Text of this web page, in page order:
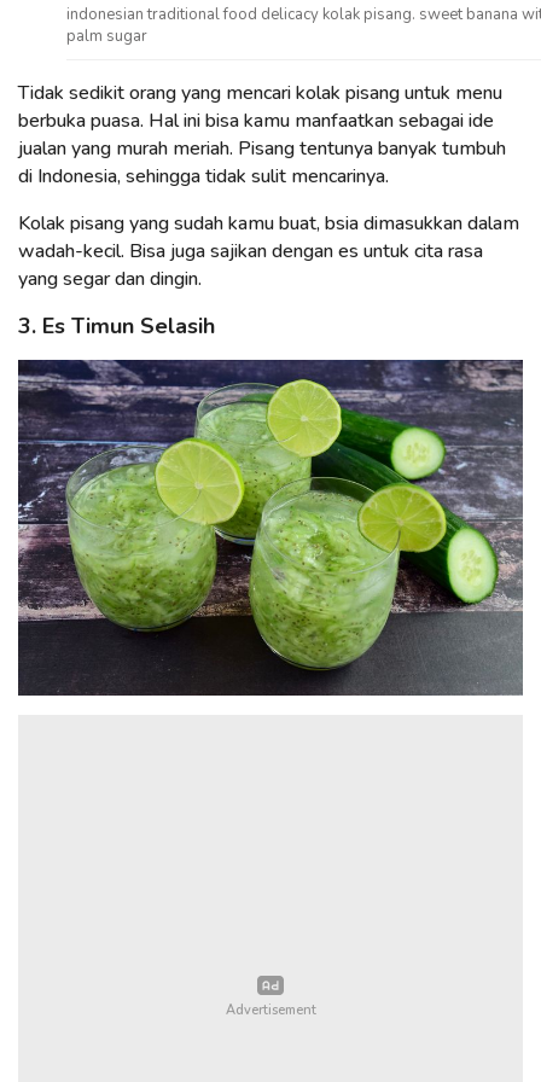
indonesian traditional food delicacy kolak pisang. sweet banana
palm sugar
Tidak sedikit orang yang mencari kolak pisang untuk menu
berbuka puasa. Hal ini bisa kamu manfaatkan sebagai ide
jualan yang murah meriah. Pisang tentunya banyak tumbuh
di Indonesia, sehingga tidak sulit mencarinya.
Kolak pisang yang sudah kamu buat, bsia dimasukkan dalam
wadah-kecil. Bisa juga sajikan dengan es untuk cita rasa
yang segar dan dingin.
3. Es Timun Selasih